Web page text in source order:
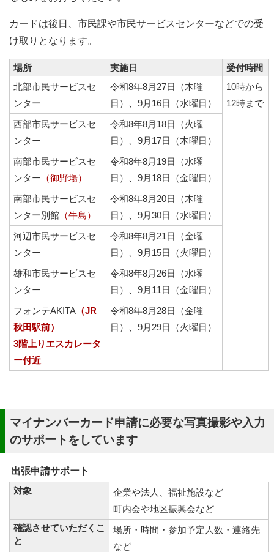
カードは後日、市民課や市民サービスセンターなどでの受
け取りとなります。
場所 実施日
受付時間
北部市民サービスセ
ンター
令和8年8月27日（木曜
日）、9月16日（水曜日）
10時から
12時まで
西部市民サービスセ
ンター
令和8年8月18日（火曜
日）、9月17日（木曜日）
南部市民サービスセ
ンター （御野場）
令和8年8月19日（水曜
日）、9月18日（金曜日）
南部市民サービスセ
ンター別館 （牛島）
令和8年8月20日（木曜
日）、9月30日（水曜日）
河辺市民サービスセ
ンター
令和8年8月21日（金曜
日）、9月15日（火曜日）
雄和市民サービスセ
ンター
令和8年8月26日（水曜
日）、9月11日（金曜日）
フォンテAKITA （JR
秋田駅前）
3階上りエスカレータ
ー付近
令和8年8月28日（金曜
日）、9月29日（火曜日）
マイナンバーカード申請に必要な写真撮影や入力
のサポートをしています
出張申請サポート
対象
企業や法人、福祉施設など
町内会や地区振興会など
確認させていただくこ
と
場所・時間・参加予定人数・連絡先
など